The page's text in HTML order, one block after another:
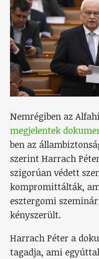
Nemrégiben az
megjelentek
ben az
szerint Harrach
szigorúan védett
kompromittálták,
esztergomi
kényszerült.
Harrach Péter a
tagadja, ami